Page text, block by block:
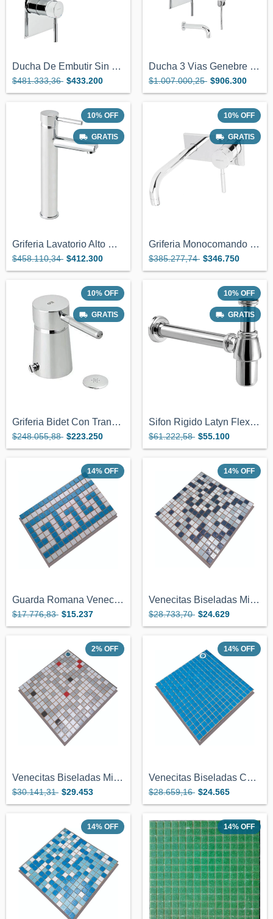
Ducha De Embutir Sin Transferencia Geneb...
$481.333,36 $433.200
Ducha 3 Vias Genebre Tau Duchador + Pico...
$1.007.000,25 $906.300
10% OFF
GRATIS
Griferia Lavatorio Alto Genebre Tau 1
$458.110,34 $412.300
10% OFF
GRATIS
Griferia Monocomando Lavatorio De Pared...
$385.277,74 $346.750
10% OFF
GRATIS
Griferia Bidet Con Transferencia Genebre...
$248.055,88 $223.250
10% OFF
GRATIS
Sifon Rigido Latyn Flex Af-2950 Para Lav...
$61.222,58 $55.100
14% OFF
Guarda Romana Venecitas Biseladas 2x2 De...
$17.776,83 $15.237
14% OFF
Venecitas Biseladas Mix 2 Tonos Gris C/...
$28.733,70 $24.629
2% OFF
Venecitas Biseladas Mix Gris Blanco Rojo...
$30.141,31 $29.453
14% OFF
Venecitas Biseladas Celeste Oscuro 2x2....
$28.659,16 $24.565
14% OFF 14% OFF